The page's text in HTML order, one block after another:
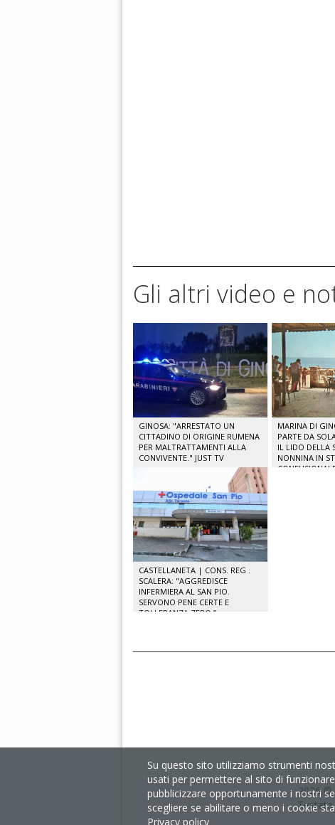
Su questo sito utilizziamo strumenti
usati per permettere al sito di
pubblicizzare opportunamente i nostri
scegliere se abilitare o meno i cookie
Privacy policy
Gli altri video e
GINOSA: "ARRESTATO UN
CITTADINO DI ORIGINE RUMENA
PER MALTRATTAMENTI ALLA
CONVIVENTE." JUST TV
MARINA DI
PARTE DA
IL LIDO DELLA
NONNINA IN
CASTELLANETA | CONS. REG .
SCALERA: "AGGREDISCE
INFERMIERA AL SAN PIO.
SERVONO PENE CERTE E
TOLLERANZA ZERO.”
2026 ©
Testata